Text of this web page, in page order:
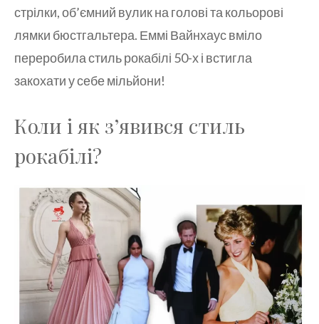
стрілки, об’ємний вулик на голові та кольорові
лямки бюстгальтера. Еммі Вайнхаус вміло
переробила стиль рокабілі 50-х і встигла
закохати у себе мільйони!
Коли і як з’явився стиль
рокабілі?